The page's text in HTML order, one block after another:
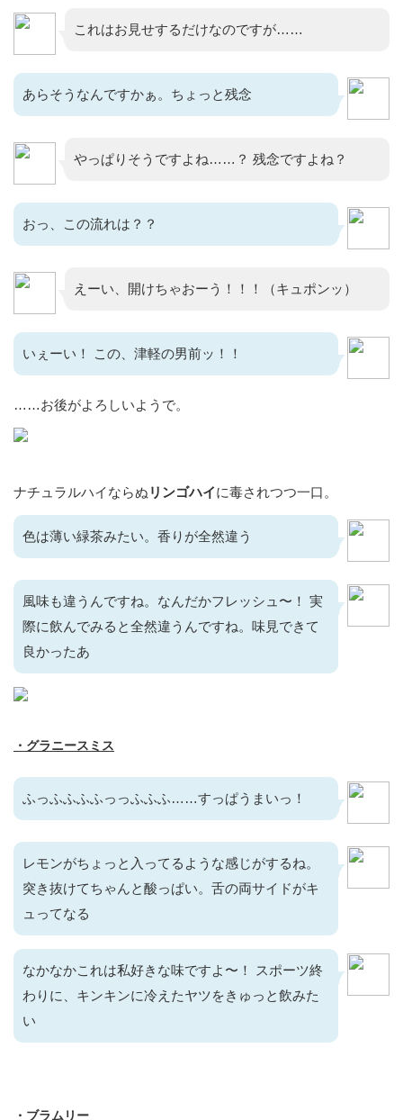
これはお見せするだけなのですが……
あらそうなんですかぁ。ちょっと残念
やっぱりそうですよね……？ 残念ですよね？
おっ、この流れは？？
えーい、開けちゃおーう！！！（キュポンッ）
いぇーい！ この、津軽の男前ッ！！
……お後がよろしいようで。
ナチュラルハイならぬ リンゴハイに毒されつつ一口。
色は薄い緑茶みたい。香りが全然違う
風味も違うんですね。なんだかフレッシュ〜！ 実
際に飲んでみると全然違うんですね。味見できて
良かったあ
・グラニースミス
ふっふふふふっっふふふ……すっぱうまいっ！
レモンがちょっと入ってるような感じがするね。
突き抜けてちゃんと酸っぱい。舌の両サイドがキ
ュってなる
なかなかこれは私好きな味ですよ〜！ スポーツ終
わりに、キンキンに冷えたヤツをきゅっと飲みた
い
・ブラムリー